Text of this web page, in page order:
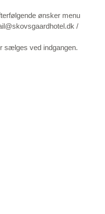
ønsker menu
/
sælges ved indgangen.